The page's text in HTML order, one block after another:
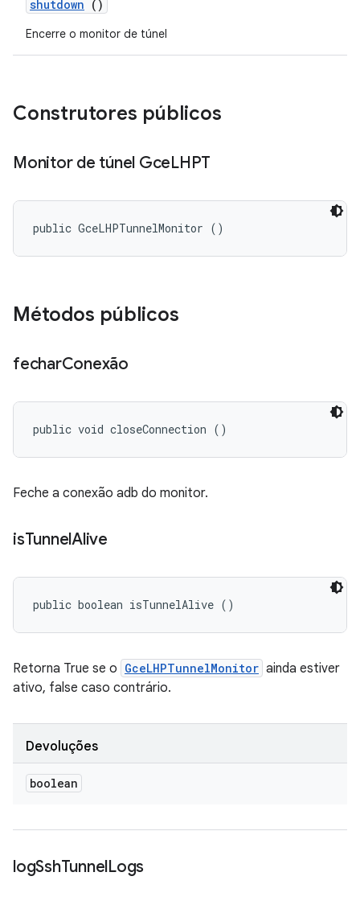
shutdown ()
Encerre o monitor de túnel
Construtores públicos
Monitor de túnel GceLHPT
public GceLHPTunnelMonitor ()
Métodos públicos
fecharConexão
public void closeConnection ()
Feche a conexão adb do monitor.
isTunnelAlive
public boolean isTunnelAlive ()
Retorna True se o GceLHPTunnelMonitor ainda estiver
ativo, false caso contrário.
Devoluções
boolean
logSshTunnelLogs